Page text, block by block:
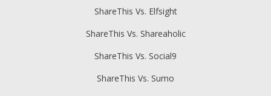
ShareThis Vs. Elfsight
ShareThis Vs. Shareaholic
ShareThis Vs. Social9
ShareThis Vs. Sumo